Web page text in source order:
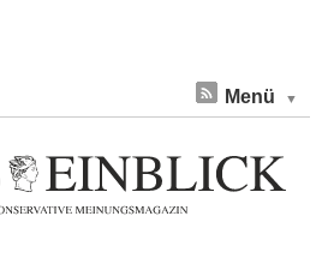
Menü